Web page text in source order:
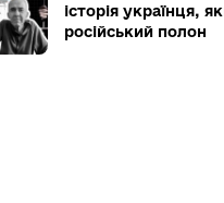
історія українця,
російський полон